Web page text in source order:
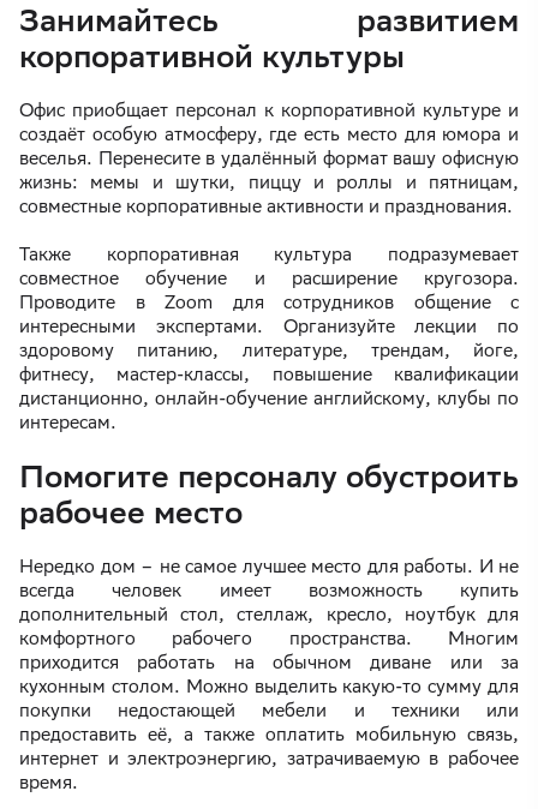
Занимайтесь развитием
корпоративной культуры
Офис приобщает персонал к корпоративной культуре и
создаёт особую атмосферу, где есть место для юмора и
веселья. Перенесите в удалённый формат вашу офисную
жизнь: мемы и шутки, пиццу и роллы и пятницам,
совместные корпоративные активности и празднования.
Также корпоративная культура подразумевает
совместное обучение и расширение кругозора.
Проводите в Zoom для сотрудников общение с
интересными экспертами. Организуйте лекции по
здоровому питанию, литературе, трендам, йоге,
фитнесу, мастер-классы, повышение квалификации
дистанционно, онлайн-обучение английскому, клубы по
интересам.
Помогите персоналу обустроить
рабочее место
Нередко дом – не самое лучшее место для работы. И не
всегда человек имеет возможность купить
дополнительный стол, стеллаж, кресло, ноутбук для
комфортного рабочего пространства. Многим
приходится работать на обычном диване или за
кухонным столом. Можно выделить какую-то сумму для
покупки недостающей мебели и техники или
предоставить её, а также оплатить мобильную связь,
интернет и электроэнергию, затрачиваемую в рабочее
время.